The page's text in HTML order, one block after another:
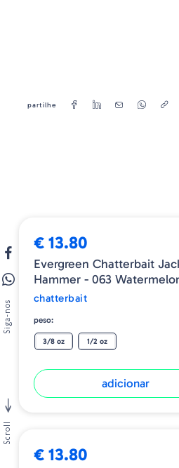
partilhe
€ 13.80
Evergreen Chatterbait
Hammer - 063
chatterbait
peso:
3/8 oz 1/2 oz
adicionar
€ 13.80
Siga-nos
Scroll